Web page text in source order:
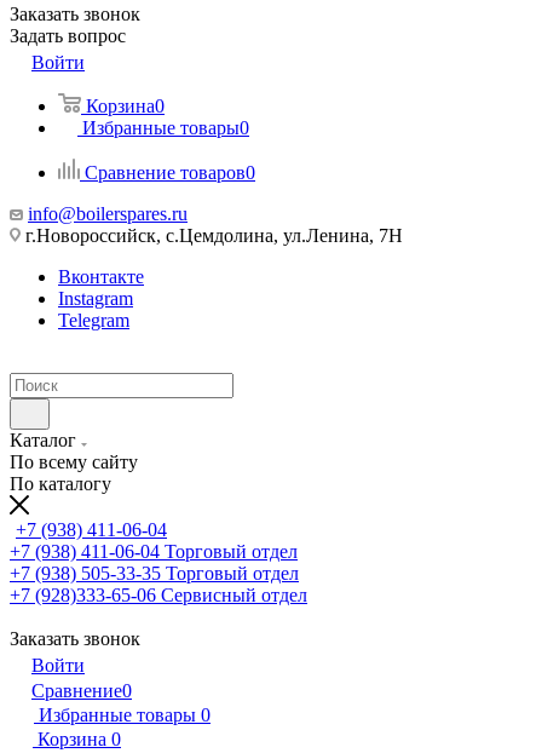
Заказать звонок
Задать вопрос
Войти
Корзина0
Избранные товары0
Сравнение товаров0
info@boilerspares.ru
г.Новороссийск, с.Цемдолина, ул.Ленина, 7Н
Вконтакте
Instagram
Telegram
Каталог
По всему сайту
По каталогу
+7 (938) 411-06-04
+7 (938) 411-06-04 Торговый отдел
+7 (938) 505-33-35 Торговый отдел
+7 (928)333-65-06 Сервисный отдел
Заказать звонок
Войти
Сравнение0
Избранные товары 0
Корзина 0